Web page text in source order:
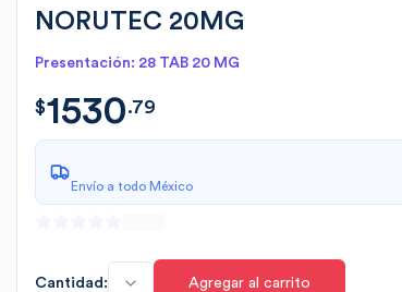
NORUTEC 20MG
Presentación: 28 TAB 20 MG
$1530.7997
$1530.79
Envío a todo México
Cantidad: Agregar al carrito